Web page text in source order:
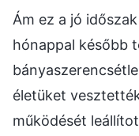
Ám ez a jó
hónappal később
életüket
működését